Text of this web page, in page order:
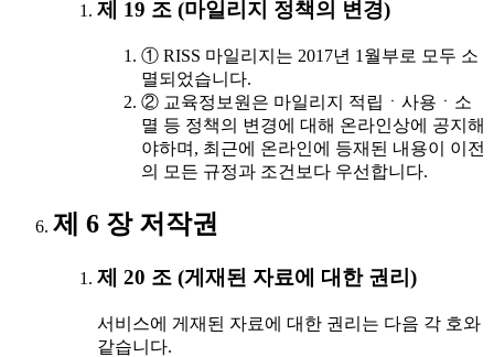
제 19 조 (마일리지 정책의 변경)
① RISS 마일리지는 2017년 1월부로 모두 소
멸되었습니다.
② 교육정보원은 마일리지 적립ㆍ사용ㆍ소
멸 등 정책의 변경에 대해 온라인상에 공지해
야하며, 최근에 온라인에 등재된 내용이 이전
의 모든 규정과 조건보다 우선합니다.
제 6 장 저작권
제 20 조 (게재된 자료에 대한 권리)
서비스에 게재된 자료에 대한 권리는 다음 각 호와
같습니다.